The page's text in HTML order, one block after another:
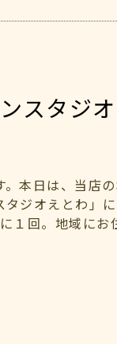
スタジ
本日は、当店
ジオえとわ」
１回。地域にお